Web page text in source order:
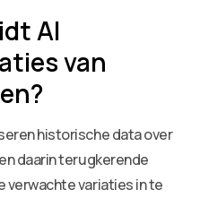
AI
van
historische data over
daarin terugkerende
verwachte variaties in te